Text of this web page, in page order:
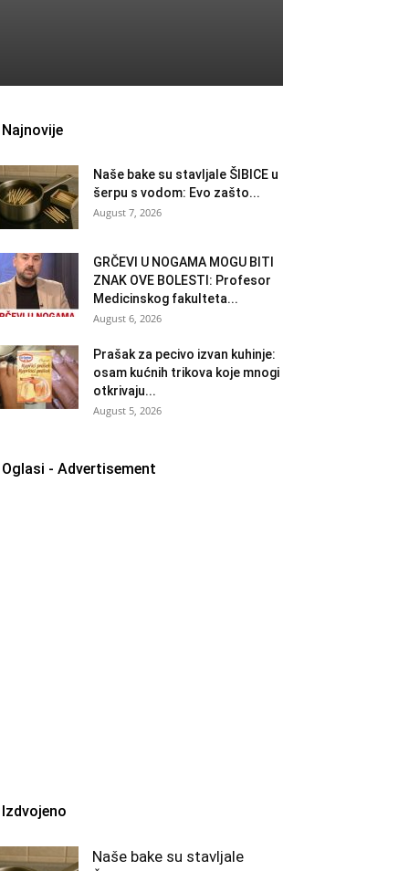
Najnovije
Naše bake su stavljale ŠIBICE u
šerpu s vodom: Evo zašto...
August 7, 2026
GRČEVI U NOGAMA MOGU BITI
ZNAK OVE BOLESTI: Profesor
Medicinskog fakulteta...
August 6, 2026
Prašak za pecivo izvan kuhinje:
osam kućnih trikova koje mnogi
otkrivaju...
August 5, 2026
Oglasi - Advertisement
Izdvojeno
Naše bake su stavljale